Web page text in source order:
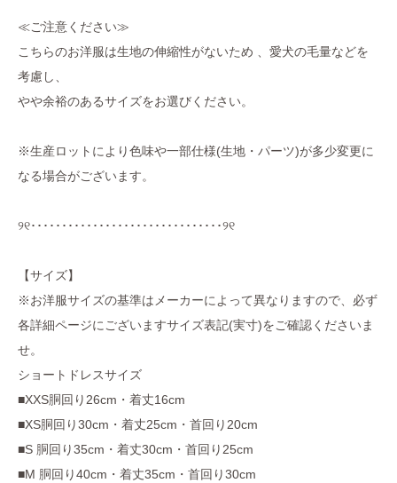
≪ご注意ください≫
こちらのお洋服は生地の伸縮性がないため 、愛犬の毛量などを
考慮し、
やや余裕のあるサイズをお選びください。
※生産ロットにより色味や一部仕様(生地・パーツ)が多少変更に
なる場合がございます。
୨୧･･･････････････････････････････୨୧
【サイズ】
※お洋服サイズの基準はメーカーによって異なりますので、必ず
各詳細ページにございますサイズ表記(実寸)をご確認くださいま
せ。
ショートドレスサイズ
■XXS胴回り26cm・着丈16cm
■XS胴回り30cm・着丈25cm・首回り20cm
■S 胴回り35cm・着丈30cm・首回り25cm
■M 胴回り40cm・着丈35cm・首回り30cm